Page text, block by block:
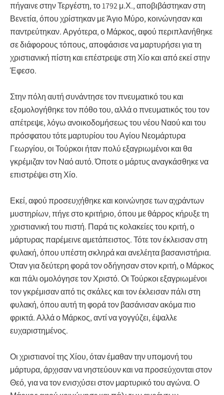
πήγαινε στην Τεργέστη, το 1792 μ.Χ., αποβιβάστηκαν στη
Βενετία, όπου χρίστηκαν με Άγιο Μύρο, κοινώνησαν και
παντρεύτηκαν. Αργότερα, ο Μάρκος, αφού περιπλανήθηκε
σε διάφορους τόπους, αποφάσισε να μαρτυρήσει για τη
χριστιανική πίστη και επέστρεψε στη Χίο και από εκεί στην
Έφεσο.
Στην πόλη αυτή συνάντησε τον πνευματικό του και
εξομολογήθηκε τον πόθο του, αλλά ο πνευματικός του τον
απέτρεψε, λόγω ανοικοδομήσεως του νέου Ναού και του
πρόσφατου τότε μαρτυρίου του Αγίου Νεομάρτυρα
Γεωργίου, οι Τούρκοι ήταν πολύ εξαγριωμένοι και θα
γκρέμιζαν τον Ναό αυτό. Όποτε ο μάρτυς αναγκάσθηκε να
επιστρέψει στη Χίο.
Εκεί, αφού προσευχήθηκε και κοινώνησε των αχράντων
μυστηρίων, πήγε στο κριτήριο, όπου με θάρρος κήρυξε τη
χριστιανική του πιστή. Παρά τις κολακείες του κριτή, ο
μάρτυρας παρέμεινε αμετάπειστος. Τότε τον έκλεισαν στη
φυλακή, όπου υπέστη σκληρά και ανελέητα βασανιστήρια.
Όταν για δεύτερη φορά τον οδήγησαν στον κριτή, ο Μάρκος
και πάλι ομολόγησε τον Χριστό. Οι Τούρκοι εξαγριωμένοι
τον γκρέμισαν από τις σκάλες και τον έκλεισαν πάλι στη
φυλακή, όπου αυτή τη φορά τον βασάνισαν ακόμα πιο
φρικτά. Αλλά ο Μάρκος, αντί να γογγύζει, έψαλλε
ευχαριστημένος.
Οι χριστιανοί της Χίου, όταν έμαθαν την υπομονή του
μάρτυρα, άρχισαν να νηστεύουν και να προσεύχονται στον
Θεό, για να τον ενισχύσει στον μαρτυρικό του αγώνα. Ο